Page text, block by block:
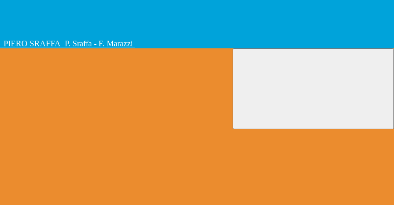
PIERO SRAFFA P. Sraffa - F. Marazzi